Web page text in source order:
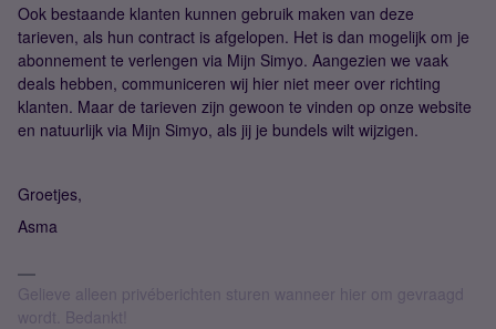
Ook bestaande klanten kunnen gebruik maken van deze
tarieven, als hun contract is afgelopen. Het is dan mogelijk om je
abonnement te verlengen via Mijn Simyo. Aangezien we vaak
deals hebben, communiceren wij hier niet meer over richting
klanten. Maar de tarieven zijn gewoon te vinden op onze website
en natuurlijk via Mijn Simyo, als jij je bundels wilt wijzigen.
Groetjes,
Asma
Gelieve alleen privéberichten sturen wanneer hier om gevraagd
wordt. Bedankt!